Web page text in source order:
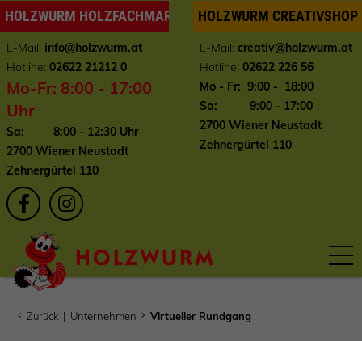
HOLZWURM HOLZFACHMARKT
E-Mail: info@holzwurm.at
Hotline: 02622 21212 0
Mo-Fr: 8:00 - 17:00
Uhr
Sa: 8:00 - 12:30 Uhr
2700 Wiener Neustadt
Zehnergürtel 110
HOLZWURM CREATIVSHOP
E-Mail: creativ@holzwurm.at
Hotline: 02622 226 56
Mo - Fr: 9:00 - 18:00
Sa: 9:00 - 17:00
2700 Wiener Neustadt
Zehnergürtel 110
Zurück | Unternehmen Virtueller Rundgang